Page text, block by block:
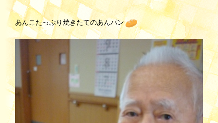
あんこたっぷり焼きたてのあんパン